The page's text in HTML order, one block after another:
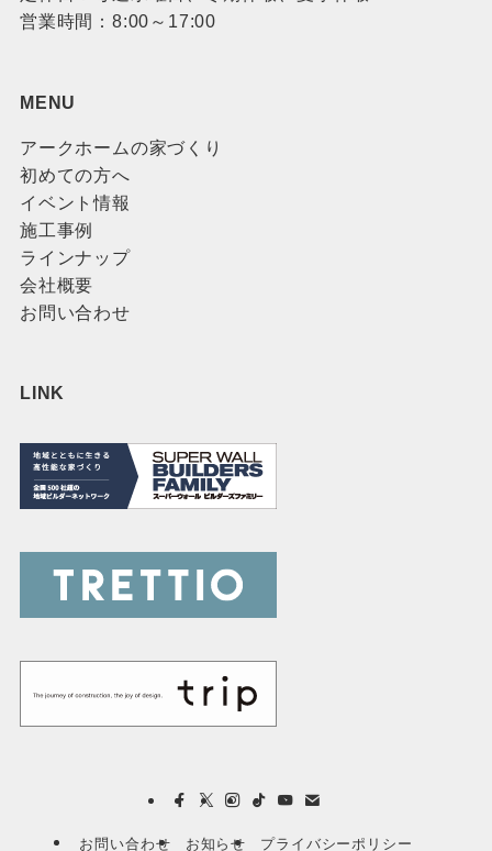
営業時間：8:00～17:00
MENU
アークホームの家づくり
初めての方へ
イベント情報
施工事例
ラインナップ
会社概要
お問い合わせ
LINK
お問い合わせ お知らせ プライバシーポリシー